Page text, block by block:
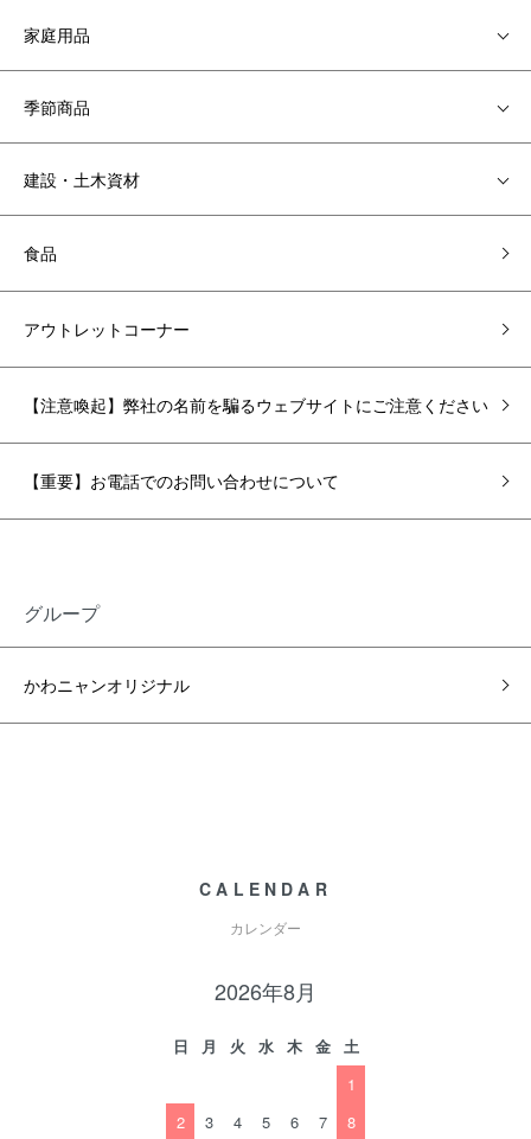
家庭用品
季節商品
建設・土木資材
食品
アウトレットコーナー
【注意喚起】弊社の名前を騙るウェブサイトにご注意ください
【重要】お電話でのお問い合わせについて
グループ
かわニャンオリジナル
CALENDAR
カレンダー
2026年8月
日 月 火 水 木 金
土
1
2
3 4 5 6 7
8